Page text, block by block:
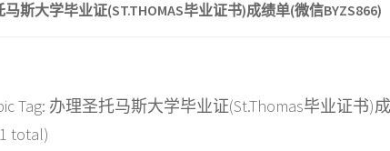
马斯大学毕业证(ST.THOMAS毕业证书)成绩单(微信BYZS866)
Tag: 办理圣托马斯大学毕业证(St.Thomas毕业证书)
total)